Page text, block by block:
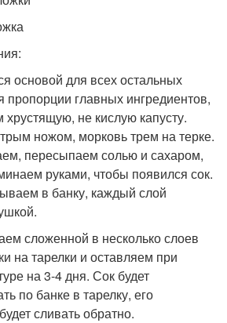
основой для всех остальных
главных ингредиентов,
не кислую капусту.
ножом, морковь трем на терке.
пересыпаем солью и сахаром,
руками, чтобы появился сок.
в банку, каждый слой
сложенной в несколько слоев
на тарелки и оставляем при
на 3-4 дня. Сок будет
по банке в тарелку, его
сливать обратно.